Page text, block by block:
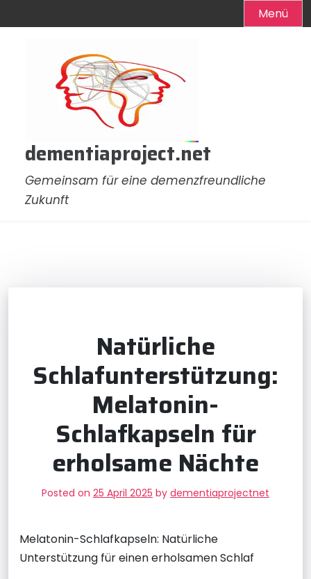
Menü
dementiaproject.net
Gemeinsam für eine demenzfreundliche
Zukunft
Natürliche
Schlafunterstützung:
Melatonin-
Schlafkapseln für
erholsame Nächte
Posted on 25 April 2025 by dementiaprojectnet
Melatonin-Schlafkapseln: Natürliche
Unterstützung für einen erholsamen Schlaf